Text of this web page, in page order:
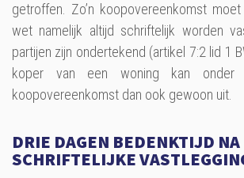
getroffen. Zo’n koopovereenkomst
wet namelijk altijd schriftelijk worden
partijen zijn ondertekend (artikel 7:2 lid 1
koper van een woning kan onder
koopovereenkomst dan ook gewoon uit.
DRIE DAGEN BEDENKTIJD NA
SCHRIFTELIJKE